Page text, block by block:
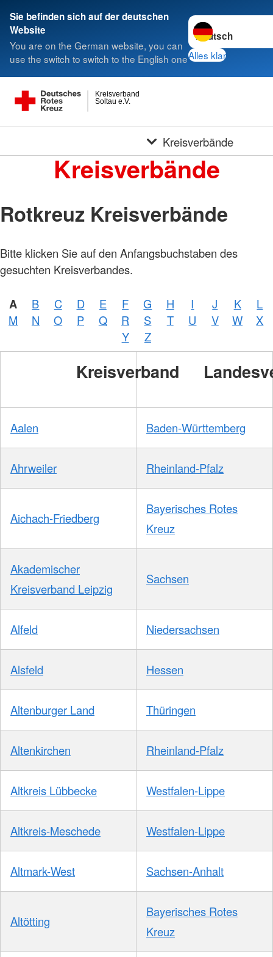
Sie befinden sich auf der deutschen
Website
You are on the German website, you can
use the switch to switch to the English one
Sprache wechseln
Alles klar
Soltau e.V.
Kreisverband
Kreisverbände
Kreisverbände
Rotkreuz Kreisverbände
Bitte klicken Sie auf den Anfangsbuchstaben des
gesuchten Kreisverbandes.
A B C D E F G H I J K
L
M
N O P Q R S T U V W
X
Y
Z
Kreisverband
Aalen Baden-Württemberg
Ahrweiler Rheinland-Pfalz
Aichach-Friedberg
Bayerisches Rotes
Kreuz
Akademischer
Kreisverband Leipzig
Sachsen
Alfeld Niedersachsen
Alsfeld Hessen
Altenburger Land Thüringen
Altenkirchen Rheinland-Pfalz
Altkreis Lübbecke Westfalen-Lippe
Altkreis-Meschede Westfalen-Lippe
Altmark-West Sachsen-Anhalt
Altötting
Bayerisches Rotes
Kreuz